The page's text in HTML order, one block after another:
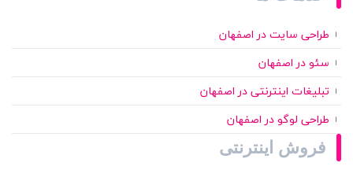
طراحی سایت در اصفهان
سئو در اصفهان
تبلیغات اینترنتی در اصفهان
طراحی لوگو در اصفهان
فروش اینترنتی